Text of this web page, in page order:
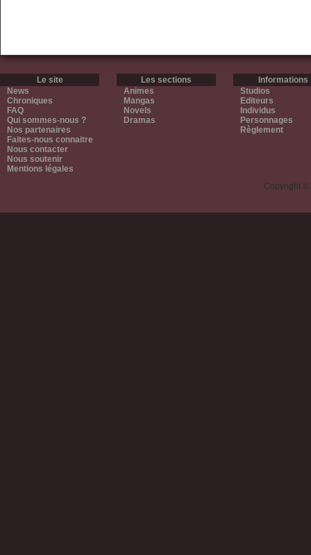
Le site
News
Chroniques
FAQ
Qui sommes-nous ?
Nos partenaires
Faites-nous connaitre
Nous contacter
Nous soutenir
Mentions légales
Les sections
Animes
Mangas
Novels
Dramas
Informations
Studios
Editeurs
Individus
Personnages
Règlement
Copyright ©